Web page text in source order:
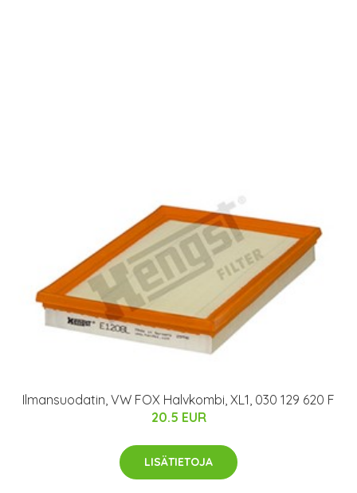
Ilmansuodatin, VW FOX Halvkombi, XL1, 030 129 620 F
20.5 EUR
LISÄTIETOJA